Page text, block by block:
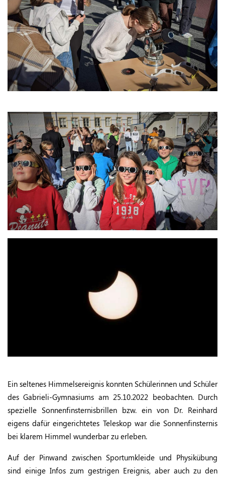
Ein seltenes Himmelsereignis konnten Schülerinnen und Schüler
des Gabrieli-Gymnasiums am 25.10.2022 beobachten. Durch
spezielle Sonnenfinsternisbrillen bzw. ein von Dr. Reinhard
eigens dafür eingerichtetes Teleskop war die Sonnenfinsternis
bei klarem Himmel wunderbar zu erleben.
Auf der Pinwand zwischen Sportumkleide und Physikübung
sind einige Infos zum gestrigen Ereignis, aber auch zu den